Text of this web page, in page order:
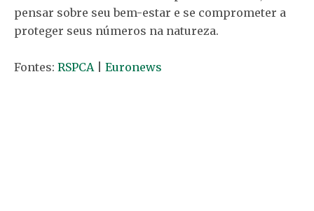
pensar sobre seu bem-estar e se comprometer a
proteger seus números na natureza.
Fontes: RSPCA| Euronews